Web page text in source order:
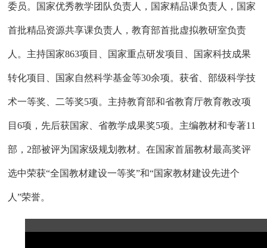
委员。国家优秀教学团队负责人，国家精品课负责人，国家
首批精品资源共享课负责人，教育部首批虚拟教研室负责
人。主持国家863项目、国家重点研发项目、国家科技成果
转化项目、国家自然科学基金等30余项。获省、部级科学技
术一等奖、二等奖5项。主持教育部和省教育厅教育教改项
目6项，先后获国家、省教学成果奖5项。主编教材和专著11
部，2部被评为国家级规划教材。在国家首届教材最高奖评
选中荣获“全国教材建设一等奖”和“国家教材建设先进个
人”荣誉。